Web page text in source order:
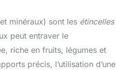
minéraux) sont les étincelles
peut entraver le
riche en fruits, légumes et
précis, l’utilisation d’une